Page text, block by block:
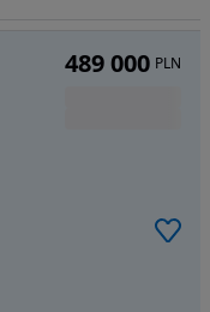
489 000 PLN